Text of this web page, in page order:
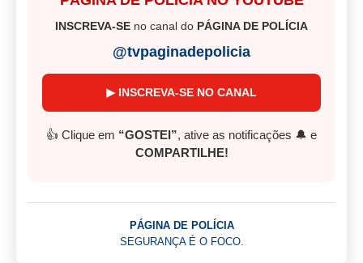
INSCREVA-SE no canal do PÁGINA DE POLÍCIA
@tvpaginadepolicia
▶ INSCREVA-SE NO CANAL
👍 Clique em “GOSTEI”, ative as notificações 🔔 e
COMPARTILHE!
PÁGINA DE POLÍCIA
SEGURANÇA É O FOCO.